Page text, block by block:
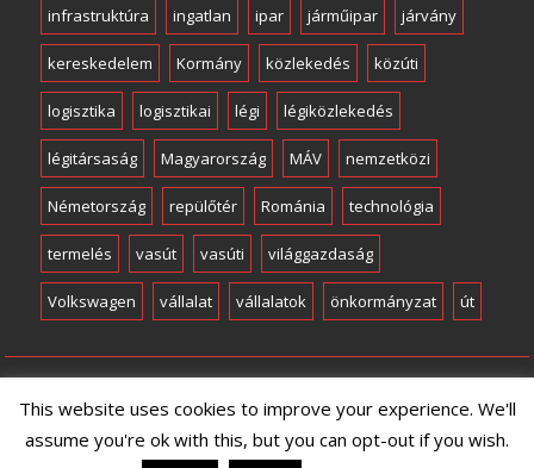
infrastruktúra ingatlan ipar járműipar járvány
kereskedelem Kormány közlekedés közúti
logisztika logisztikai légi légiközlekedés
légitársaság Magyarország MÁV nemzetközi
Németország repülőtér Románia technológia
termelés vasút vasúti világgazdaság
Volkswagen vállalat vállalatok önkormányzat út
Proudly powered by WordPress |Theme: SuperMag byAcme
This website uses cookies to improve your experience. We'll
assume you're ok with this, but you can opt-out if you wish.